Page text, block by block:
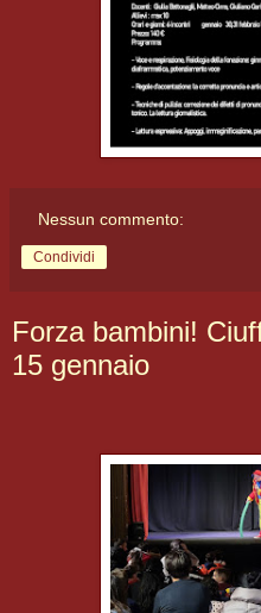
Nessun commento:
Condividi
Forza bambini!
15 gennaio